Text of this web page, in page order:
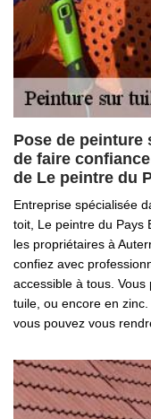
Pose de
de faire
de Le peintre du
Entreprise spécialisée
toit, Le peintre du Pays
les propriétaires à
confiez avec
accessible à tous.
tuile, ou encore en
vous pouvez vous